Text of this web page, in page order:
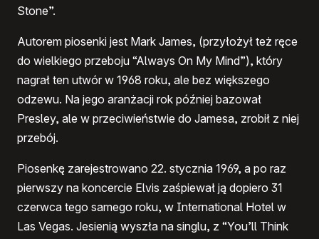
Stone”.
Autorem piosenki jest Mark James, (przyłożył też ręce
do wielkiego przeboju “Always On My Mind”), który
nagrał ten utwór w 1968 roku, ale bez większego
odzewu. Na jego aranżacji rok później bazował
Presley, ale w przeciwieństwie do Jamesa, zrobił z niej
przebój.
Piosenkę zarejestrowano 22. stycznia 1969, a po raz
pierwszy na koncercie Elvis zaśpiewał ją dopiero 31
czerwca tego samego roku, w International Hotel w
Las Vegas. Jesienią wyszła na singlu, z “You’ll Think